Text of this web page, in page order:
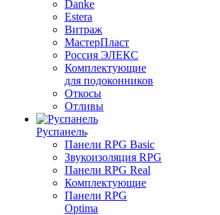
Danke
Estera
Витраж
МастерПласт
Россия ЭЛЕКС
Комплектующие
для подоконников
Откосы
Отливы
Руспанель
Панели RPG Basic
Звукоизоляция RPG
Панели RPG Real
Комплектующие
Панели RPG
Optima